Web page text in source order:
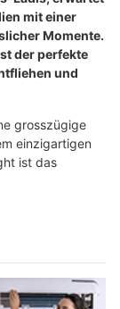
mit einer
Momente.
der perfekte
und
grosszügige
einzigartigen
ist das